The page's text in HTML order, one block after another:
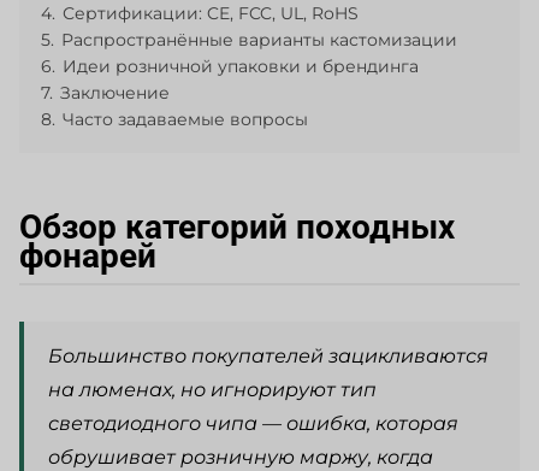
4. Сертификации: CE, FCC, UL, RoHS
5. Распространённые варианты кастомизации
6. Идеи розничной упаковки и брендинга
7. Заключение
8. Часто задаваемые вопросы
Обзор категорий походных
фонарей
Большинство покупателей зацикливаются
на люменах, но игнорируют тип
светодиодного чипа — ошибка, которая
обрушивает розничную маржу, когда